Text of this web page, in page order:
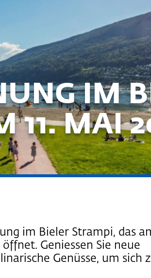
IM
11. MAI
im Bieler Strampi, das
Geniessen Sie neue
Genüsse, um sich